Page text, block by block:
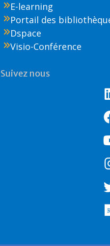
E-learning
Portail des
Dspace
Visio-Conférence
Suivez nous